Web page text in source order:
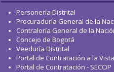
Personería Distrital
Procuraduría General de la
Contraloría General de la
Concejo de Bogotá
Veeduría Distrital
Portal de Contratación a la Vista
Portal de Contratación - SECOP